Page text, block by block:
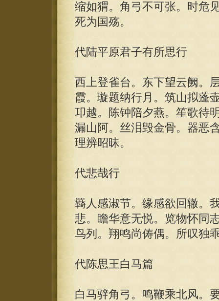
缩如猬。角弓不可张。时危
死为国殇。
代陆平原君子有所思行
西上登雀台。东下望云阙。
霞。璇题纳行月。筑山拟蓬
卭越。陈钟陪夕燕。笙歌待
漏山阿。丝泪毁金骨。器恶
理辨昭昧。
代悲哉行
羇人感淑节。缘感欲回辙。
悲。瞻华意无悦。览物怀同
鸟列。翔鸣尚俦偶。所叹独
代陈思王白马篇
白马骍角弓。鸣鞭乘北风。